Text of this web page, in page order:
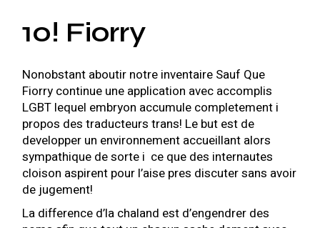
10! Fiorry
Nonobstant aboutir notre inventaire Sauf Que
Fiorry continue une application avec accomplis
LGBT lequel embryon accumule completement i
propos des traducteurs trans! Le but est de
developper un environnement accueillant alors
sympathique de sorte i ce que des internautes
cloison aspirent pour l’aise pres discuter sans avoir
de jugement!
La difference d’la chaland est d’engendrer des